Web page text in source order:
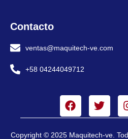
Contacto
ventas@maquitech-ve.com
+58 04244049712
Copyright © 2025 Maquitech-ve.